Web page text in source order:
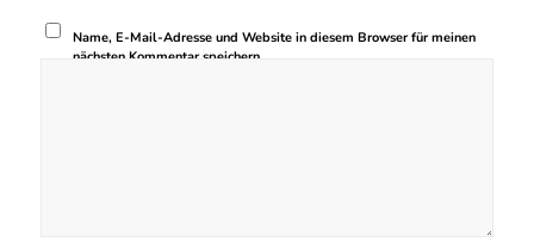
Name, E-Mail-Adresse und Website in diesem Browser für meinen
nächsten Kommentar speichern.